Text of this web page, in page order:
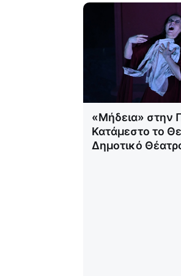
«Μήδεια» στην
Κατάμεστο το
Δημοτικό